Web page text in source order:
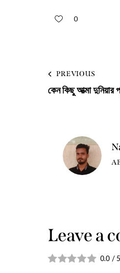
0
PREVIOUS
কেন কিছু আত্মা দুনিয়ার
Leave a
0.0 / 5